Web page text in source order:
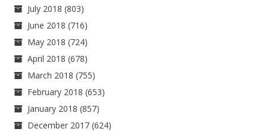
July 2018 (803)
June 2018 (716)
May 2018 (724)
April 2018 (678)
March 2018 (755)
February 2018 (653)
January 2018 (857)
December 2017 (624)